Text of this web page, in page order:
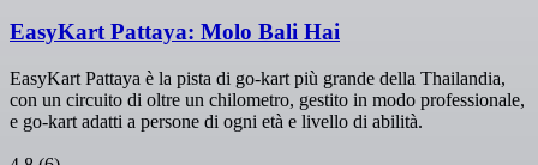
EasyKart Pattaya: Molo Bali Hai
EasyKart Pattaya è la pista di go-kart più grande della Thailandia,
con un circuito di oltre un chilometro, gestito in modo professionale,
e go-kart adatti a persone di ogni età e livello di abilità.